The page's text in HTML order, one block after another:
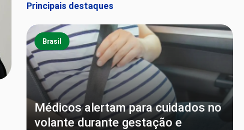
Principais destaques
Brasil
Médicos alertam para cuidados no
volante durante gestação e